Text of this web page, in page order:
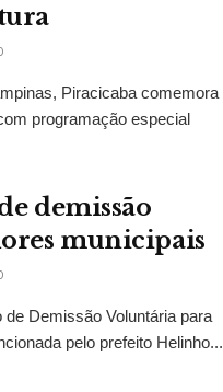
Piracicaba comemora
programação especial
demissão
municipais
Demissão Voluntária para
pelo prefeito Helinho...